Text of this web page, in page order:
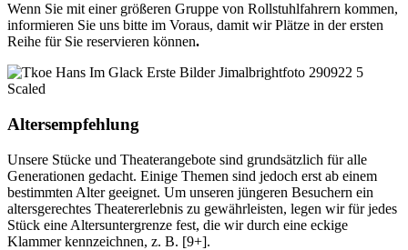
Wenn Sie mit einer größeren Gruppe von Rollstuhlfahrern kommen,
informieren Sie uns bitte im Voraus, damit wir Plätze in der ersten
Reihe für Sie reservieren können.
Altersempfehlung
Unsere Stücke und Theaterangebote sind grundsätzlich für alle
Generationen gedacht. Einige Themen sind jedoch erst ab einem
bestimmten Alter geeignet. Um unseren jüngeren Besuchern ein
altersgerechtes Theatererlebnis zu gewährleisten, legen wir für jedes
Stück eine Altersuntergrenze fest, die wir durch eine eckige
Klammer kennzeichnen, z. B. [9+].